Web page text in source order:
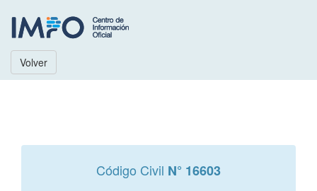
Volver
Código Civil N° 16603